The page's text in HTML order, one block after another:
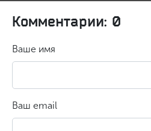
Комментарии: 0
Ваше имя
Ваш email